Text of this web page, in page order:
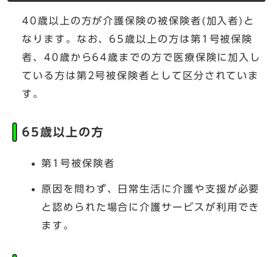
40歳以上の方が介護保険の被保険者(加入者)と
なります。なお、65歳以上の方は第1号被保険
者、40歳から64歳までの方で医療保険に加入し
ている方は第2号被保険者として区分されていま
す。
65歳以上の方
第1号被保険者
原因を問わず、日常生活に介護や支援が必要
と認められた場合に介護サービスが利用でき
ます。